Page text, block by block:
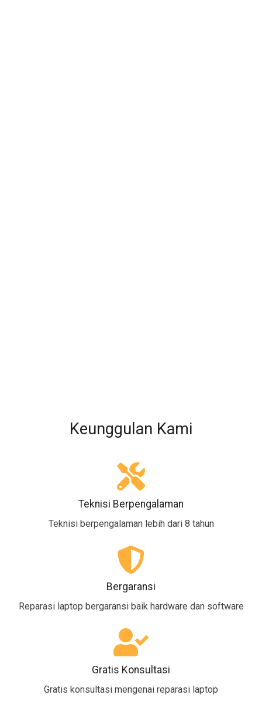
Keunggulan Kami
Teknisi Berpengalaman
Teknisi berpengalaman lebih dari 8 tahun
Bergaransi
Reparasi laptop bergaransi baik hardware dan software
Gratis Konsultasi
Gratis konsultasi mengenai reparasi laptop